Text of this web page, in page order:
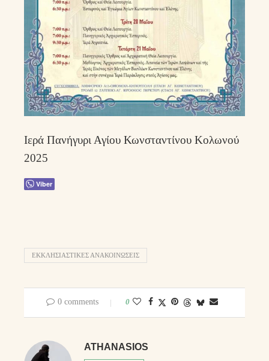
Ιερά Πανήγυρι Αγίου Κωνσταντίνου Κολωνού
2025
Viber
ΕΚΚΛΗΣΙΑΣΤΙΚΈΣ ΑΝΑΚΟΙΝΏΣΕΙΣ
0 comments 0
ATHANASIOS